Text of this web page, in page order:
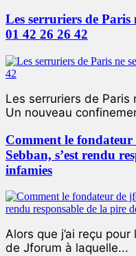
Les serruriers de Paris
01 42 26 26 42
Les serruriers de
Un nouveau
Comment le
Sebban, s’est rendu
infamies
Alors que j’ai reçu
de Jforum à laquelle...